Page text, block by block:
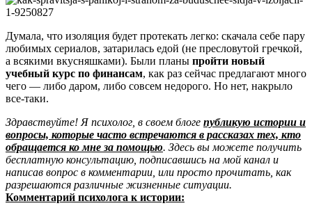
Думала, что изоляция будет протекать легко: скачала себе пару
любимых сериалов, затарилась едой (не пресловутой гречкой,
а всякими вкусняшками). Были планы пройти новый
учебный курс по финансам, как раз сейчас предлагают много
чего — либо даром, либо совсем недорого. Но нет, накрыло
все-таки.
Здравствуйте! Я психолог, в своем блоге публикую истории и
вопросы, которые часто встречаются в рассказах тех, кто
обращается ко мне за помощью. Здесь вы можете получить
бесплатную консультацию, подписавшись на мой канал и
написав вопрос в комментарии, или просто прочитать, как
разрешаются различные жизненные ситуации.
Комментарий психолога к истории: